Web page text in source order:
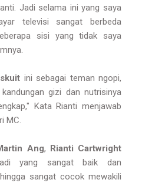
Jadi selama ini yang saya
televisi sangat berbeda
sisi yang tidak saya
ini sebagai teman ngopi,
gizi dan nutrisinya
Kata Rianti menjawab
MC.
Ang, Rianti Cartwright
yang sangat baik dan
sangat cocok mewakili